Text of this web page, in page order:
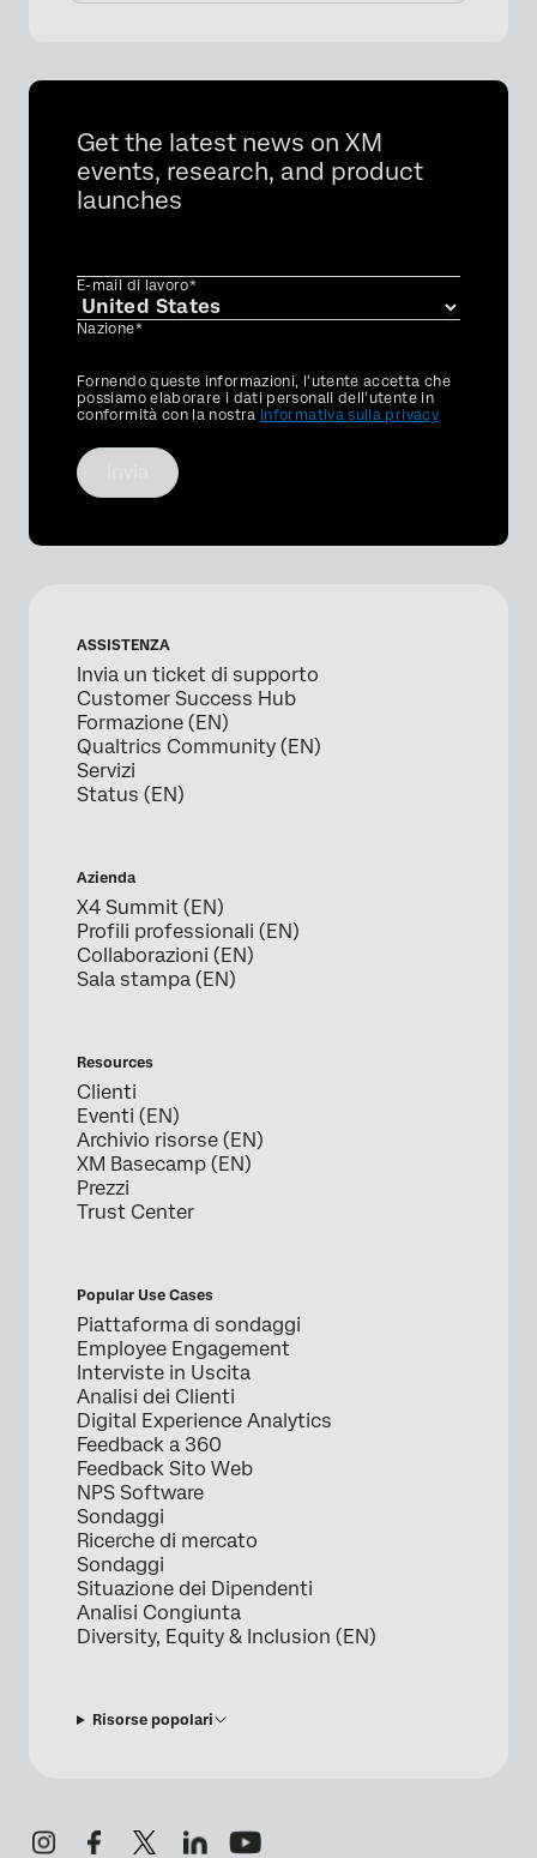
Get the latest news on XM
events, research, and product
launches
E-mail di lavoro*
Nazione*
Privacy
Optin
Fornendo queste informazioni, l'utente accetta che
possiamo elaborare i dati personali dell'utente in
conformità con la nostra Informativa sulla privacy
ASSISTENZA
Invia un ticket di supporto
Customer Success Hub
Formazione (EN)
Qualtrics Community (EN)
Servizi
Status (EN)
Azienda
X4 Summit (EN)
Profili professionali (EN)
Collaborazioni (EN)
Sala stampa (EN)
Resources
Clienti
Eventi (EN)
Archivio risorse (EN)
XM Basecamp (EN)
Prezzi
Trust Center
Popular Use Cases
Piattaforma di sondaggi
Employee Engagement
Interviste in Uscita
Analisi dei Clienti
Digital Experience Analytics
Feedback a 360
Feedback Sito Web
NPS Software
Sondaggi
Ricerche di mercato
Sondaggi
Situazione dei Dipendenti
Analisi Congiunta
Diversity, Equity & Inclusion (EN)
Risorse popolari